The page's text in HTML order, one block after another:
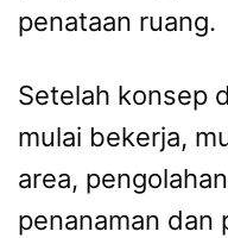
penataan ruang.
Setelah konsep
mulai bekerja,
area,
penanaman dan